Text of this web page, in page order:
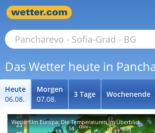
Das Wetter heute in
Heute
06.08.
Morgen
07.08.
3 Tage Wochenende
Wetterfilm Europa: Die Temperaturen im Überblick